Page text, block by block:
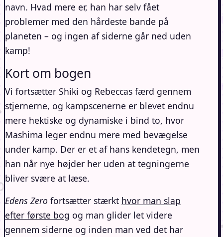
navn. Hvad mere er, han har selv fået
problemer med den hårdeste bande på
planeten – og ingen af siderne går ned uden
kamp!
Kort om bogen
Vi fortsætter Shiki og Rebeccas færd gennem
stjernerne, og kampscenerne er blevet endnu
mere hektiske og dynamiske i bind to, hvor
Mashima leger endnu mere med bevægelse
under kamp. Der er et af hans kendetegn, men
han når nye højder her uden at tegningerne
bliver svære at læse.
Edens Zero fortsætter stærkt hvor man slap
efter første bog og man glider let videre
gennem siderne og inden man ved det har